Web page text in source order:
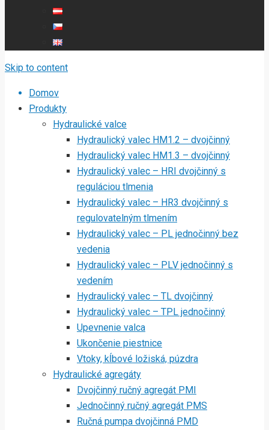
Skip to content
Domov
Produkty
Hydraulické valce
Hydraulický valec HM1.2 – dvojčinný
Hydraulický valec HM1.3 – dvojčinný
Hydraulický valec – HRI dvojčinný s
reguláciou tlmenia
Hydraulický valec – HR3 dvojčinný s
regulovatelným tlmením
Hydraulický valec – PL jednočinný bez
vedenia
Hydraulický valec – PLV jednočinný s
vedením
Hydraulický valec – TL dvojčinný
Hydraulický valec – TPL jednočinný
Upevnenie valca
Ukončenie piestnice
Vtoky, kĺbové ložiská, púzdra
Hydraulické agregáty
Dvojčinný ručný agregát PMI
Jednočinný ručný agregát PMS
Ručná pumpa dvojčinná PMD